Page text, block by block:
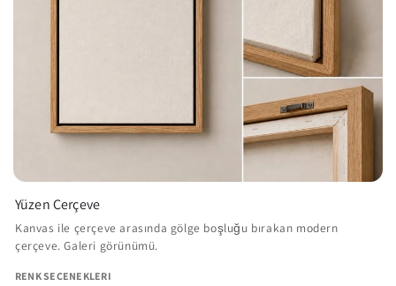
Yüzen Çerçeve
Kanvas ile çerçeve arasında gölge boşluğu bırakan modern
çerçeve. Galeri görünümü.
RENK SEÇENEKLERI